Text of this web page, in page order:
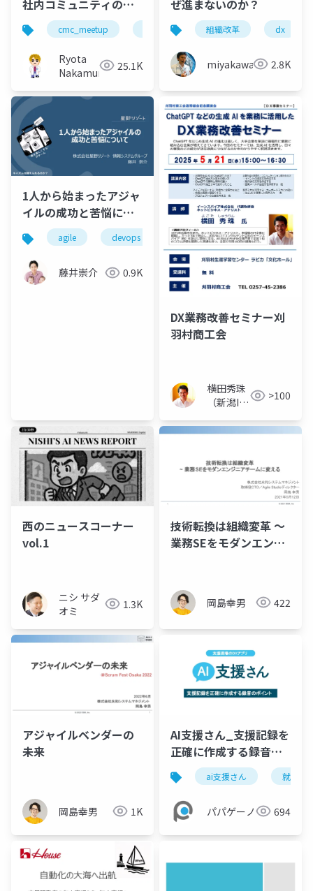
社内コミュニティの有
用性と立ち上げ方
cmc_meetup 社内コミュニティ
Ryota
Nakamura
25.1K
ぜ進まないのか？
組織改革 dx
miyakawayuho2.8K
1人から始まったアジャ
イルの成功と苦悩につ
いて
agile devops team chasm
藤井崇介 0.9K
DX業務改善セミナー刈
羽村商工会
横田秀珠
（新潟IT
タント）
>100
西のニュースコーナー
vol.1
ニシ サダ
オミ
1.3K
技術転換は組織変革 ～
業務SEをモダンエンジ
岡島幸男 422
アジャイルベンダーの
未来
岡島幸男 1K
AI支援さん_支援記録を
正確に作成する録音の
ポイントai支援さん 就労継
パパゲーノ 694